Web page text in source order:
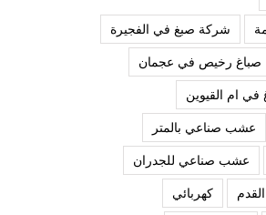
شركة صبغ في الفجيرة
صباغ رخيص في عجمان
في ام القيوين
عشب صناعي بالمتر
عشب صناعي للجدران
كهربائي